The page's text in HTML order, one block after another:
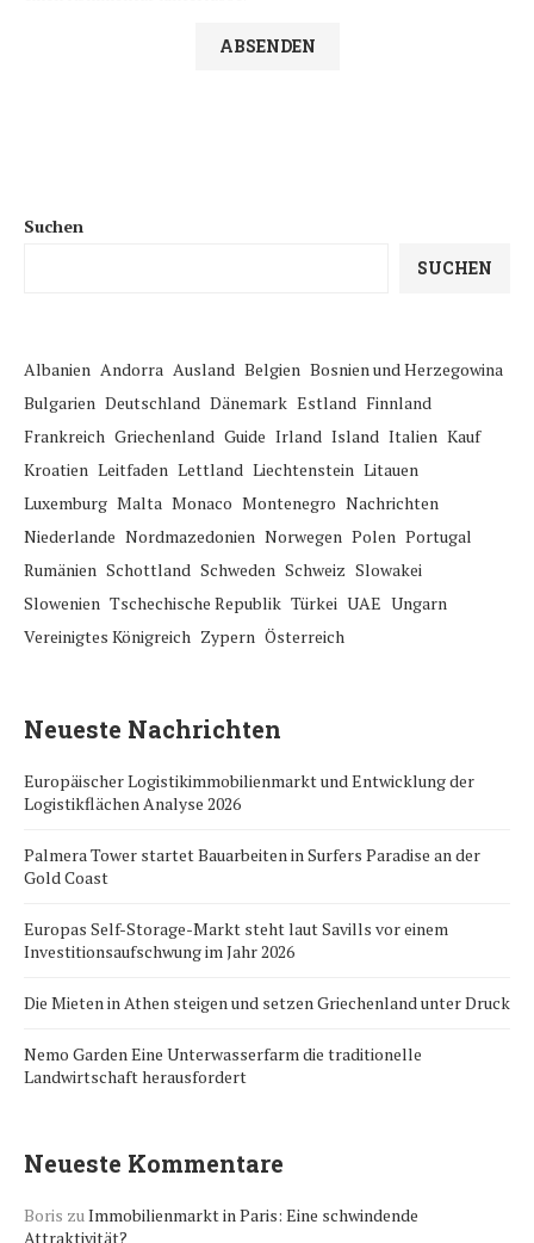
Suchen
SUCHEN
Albanien Andorra Ausland Belgien Bosnien und Herzegowina
Bulgarien Deutschland Dänemark Estland Finnland
Frankreich Griechenland Guide Irland Island Italien Kauf
Kroatien Leitfaden Lettland Liechtenstein Litauen
Luxemburg Malta Monaco Montenegro Nachrichten
Niederlande Nordmazedonien Norwegen Polen Portugal
Rumänien Schottland Schweden Schweiz Slowakei
Slowenien Tschechische Republik Türkei UAE Ungarn
Vereinigtes Königreich Zypern Österreich
Neueste Nachrichten
Europäischer Logistikimmobilienmarkt und Entwicklung der
Logistikflächen Analyse 2026
Palmera Tower startet Bauarbeiten in Surfers Paradise an der
Gold Coast
Europas Self-Storage-Markt steht laut Savills vor einem
Investitionsaufschwung im Jahr 2026
Die Mieten in Athen steigen und setzen Griechenland unter Druck
Nemo Garden Eine Unterwasserfarm die traditionelle
Landwirtschaft herausfordert
Neueste Kommentare
Boris zuImmobilienmarkt in Paris: Eine schwindende
Attraktivität?